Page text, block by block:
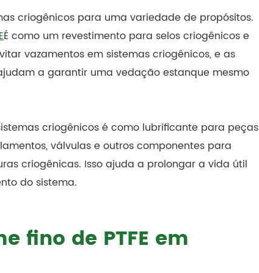
criogênicos para uma variedade de propósitos.
É como um revestimento para selos criogênicos e
vazamentos em sistemas criogênicos, e as
a garantir uma vedação estanque mesmo
criogênicos é como lubrificante para peças
válvulas e outros componentes para
criogênicas. Isso ajuda a prolongar a vida útil
do sistema.
fino de PTFE em